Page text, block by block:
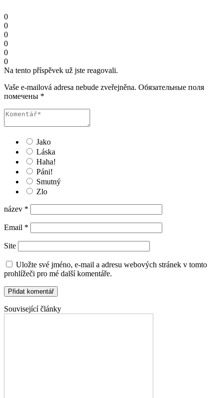
0
0
0
0
0
0
Na tento příspěvek už jste reagovali.
Vaše e-mailová adresa nebude zveřejněna. Обязательные поля
помечены *
Jako
Láska
Haha!
Páni!
Smutný
Zlo
název *
Email *
Site
Uložte své jméno, e-mail a adresu webových stránek v tomto
prohlížeči pro mé další komentáře.
Související články